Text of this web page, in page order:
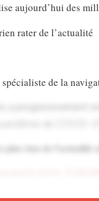
aujourd’hui des
rater de l’actualité
de la
plus rien de